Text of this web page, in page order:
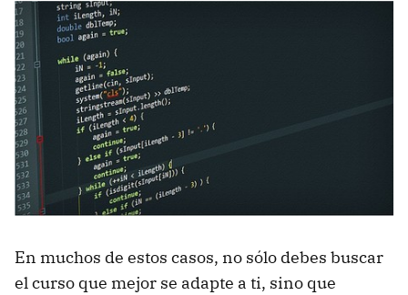
En muchos de estos casos, no sólo debes buscar
el curso que mejor se adapte a ti, sino que